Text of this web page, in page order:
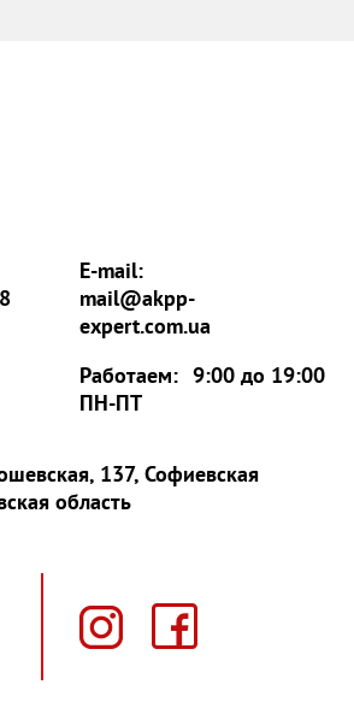
E-mail:
mail@akpp-
expert.com.ua
Работаем: 9:00 до 19:00
ПН-ПТ
137, Софиевская
область